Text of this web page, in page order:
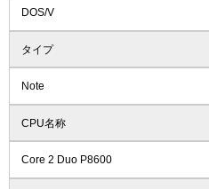
DOS/V
タイプ
Note
CPU名称
Core 2 Duo P8600